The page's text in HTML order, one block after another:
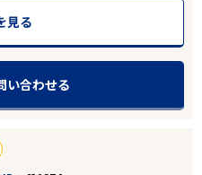
見る
い合わせる